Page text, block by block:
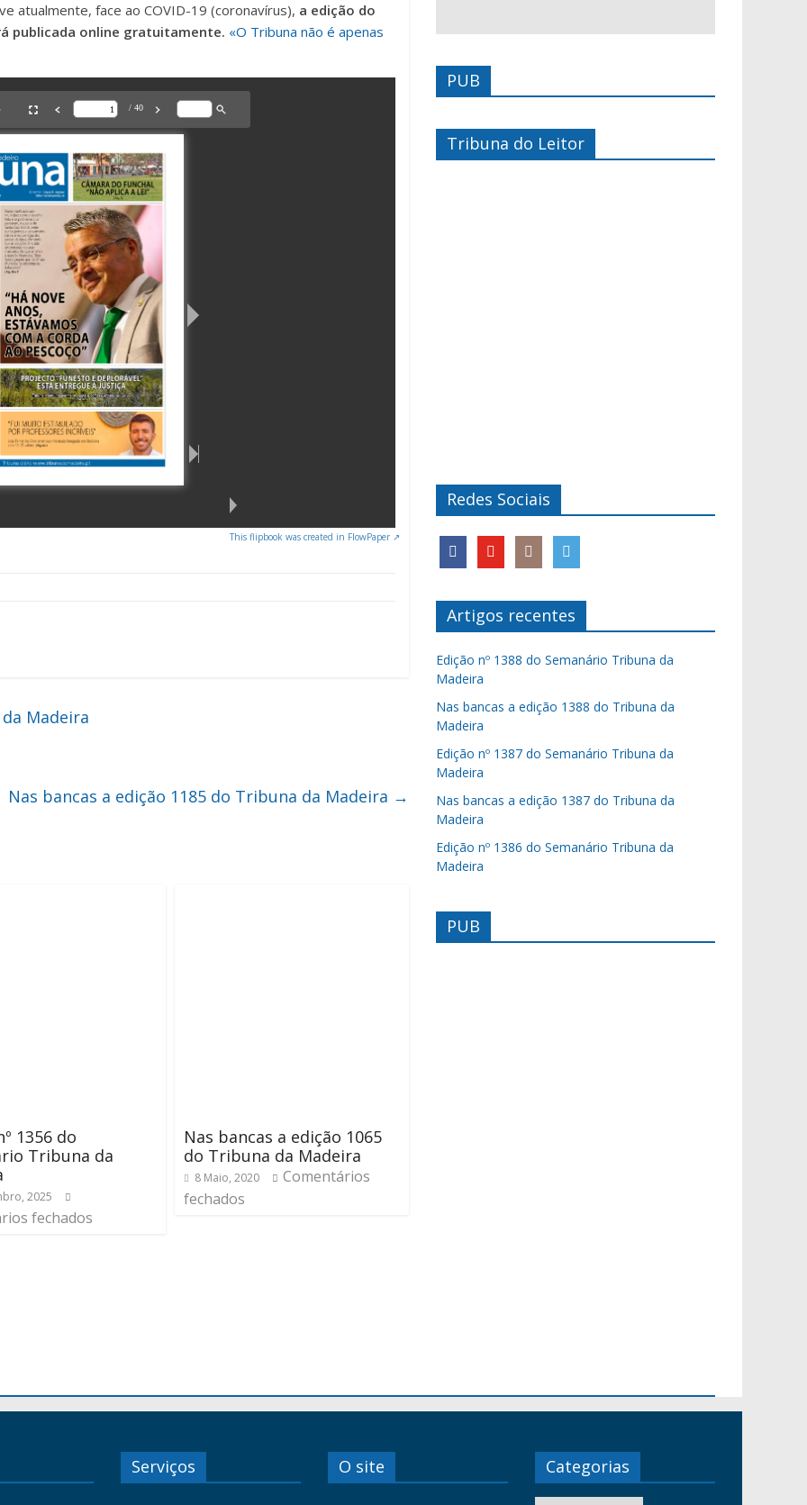
atualmente, face ao COVID-19 (coronavírus), a edição do
publicada online gratuitamente. «O Tribuna não é apenas
This flipbook was created in FlowPaper ↗
Madeira
Nas bancas a edição 1185 do Tribuna da Madeira →
1356 do
Tribuna da
2025
fechados
Nas bancas a edição 1065
do Tribuna da Madeira
8 Maio, 2020
Comentários
fechados
PUB
Tribuna do Leitor
Redes Sociais
Artigos recentes
Edição nº 1388 do Semanário Tribuna da
Madeira
Nas bancas a edição 1388 do Tribuna da
Madeira
Edição nº 1387 do Semanário Tribuna da
Madeira
Nas bancas a edição 1387 do Tribuna da
Madeira
Edição nº 1386 do Semanário Tribuna da
Madeira
PUB
Serviços O site Categorias